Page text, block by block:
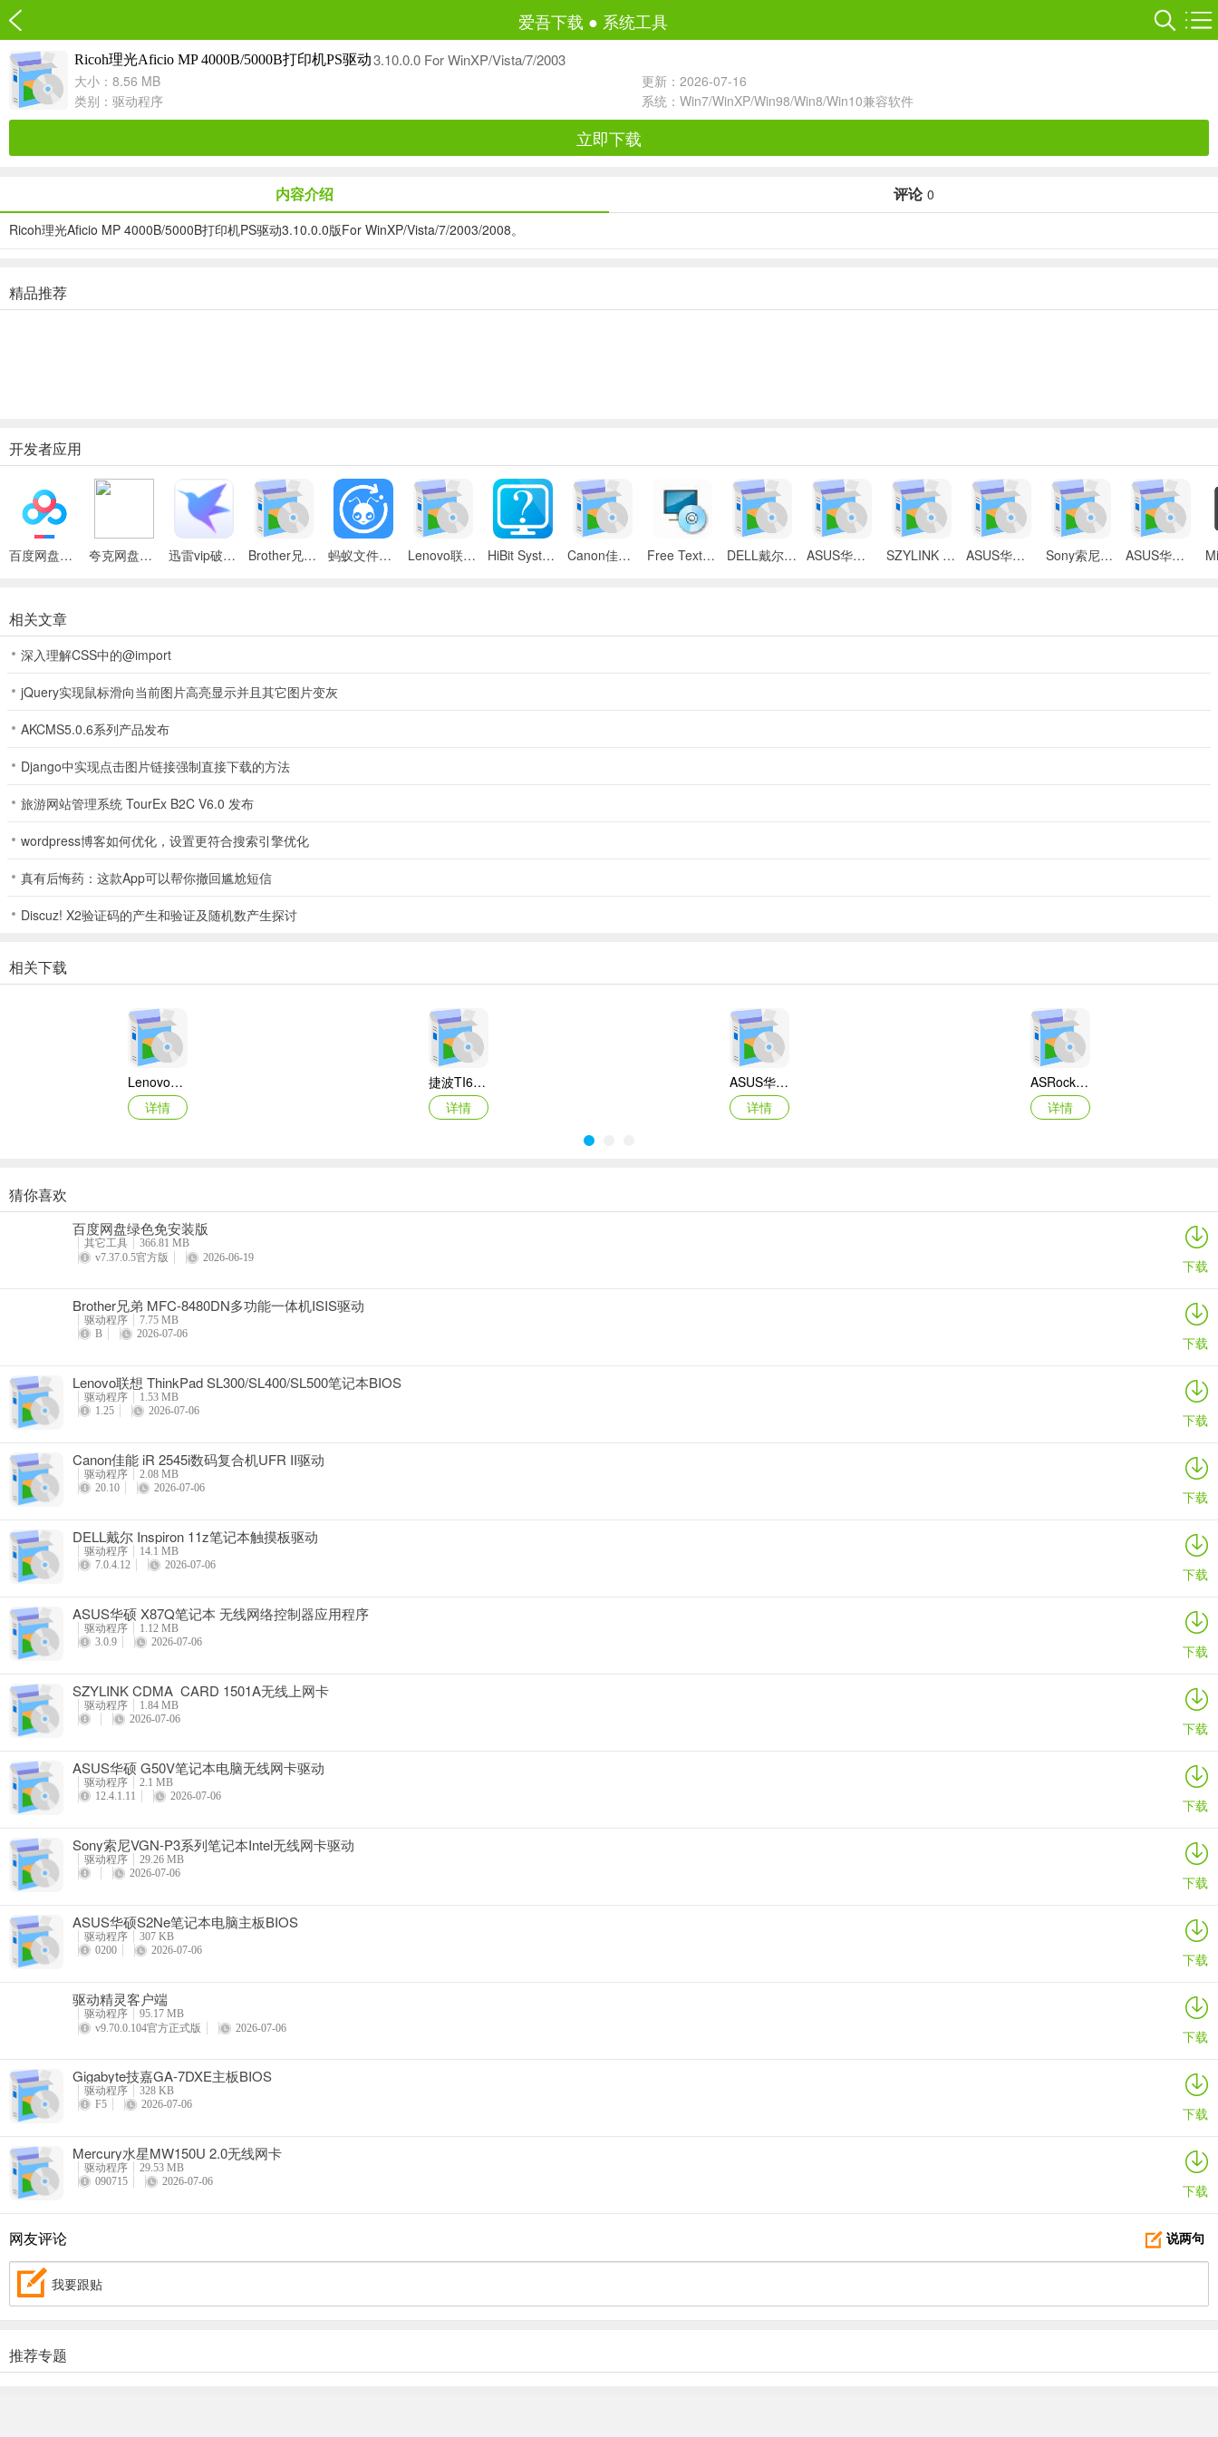
爱吾下载 ● 系统工具
Ricoh理光Aficio MP 4000B/5000B打印机PS驱动3.10.0.0 For WinXP/Vista/7/2003
大小：8.56 MB
更新：2026-07-16
类别： 驱动程序 系统：Win7/WinXP/Win98/Win8/Win10兼容软件
立即下载
内容介绍 评论 0
Ricoh理光Aficio MP 4000B/5000B打印机PS驱动3.10.0.0版For WinXP/Vista/7/2003/2008。
精品推荐
开发者应用
百度网盘绿色免安装Pc电脑版 夸克网盘官方正式版 迅雷vip破解版永久会员2024版 Brother兄弟 MFC-8480DN多功能一体机ISIS驱动 蚂蚁文件（数据恢复大师） Lenovo联想 ThinkPad SL300/SL400/SL500笔记本BIOS HiBit System Information(系统信息检测工具) Canon佳能 iR 2545i数码复合机UFR II驱动 Free Text to Speech DELL戴尔 Inspiron 11z笔记本触摸板驱动 ASUS华硕 X87Q笔记本 无线网络控制器应用程序 SZYLINK CDMA_CARD 1501A无线上网卡 ASUS华硕 G50V笔记本电脑无线网卡驱动 Sony索尼VGN-P3系列笔记本Intel无线网卡驱动 ASUS华硕S2Ne笔记本电脑主板BIOS
相关文章
深入理解CSS中的@import
jQuery实现鼠标滑向当前图片高亮显示并且其它图片变灰
AKCMS5.0.6系列产品发布
Django中实现点击图片链接强制直接下载的方法
旅游网站管理系统 TourEx B2C V6.0 发布
wordpress博客如何优化，设置更符合搜索引擎优化
真有后悔药：这款App可以帮你撤回尴尬短信
Discuz! X2验证码的产生和验证及随机数产生探讨
相关下载
Lenovo联想 Ideapad Z465/Z565系列笔记本 声卡驱动
详情
捷波TI61AG-A主板BIOS
详情
ASUS华硕F1A55-M LX3 R2.0主板BIOS
详情
ASRock华擎IMB-A160主板BIOS
详情
奥睿科PAS3062-2E/PAS3062-2S/PAS3064-2S2E系列扩展卡驱动
详情
Canon佳能 PowerShot A310 WIA驱动
AMD Mobility Radeon HD 2000/HD 3000/HD 4000/HD 5000系列移动显卡催化剂驱动
映泰Hi-Fi H77S 5.x主板BIOS
猜你喜欢
百度网盘绿色免安装版
其它工具
366.81 MB
v7.37.0.5官方版
2026-06-19 下载
Brother兄弟 MFC-8480DN多功能一体机ISIS驱动
驱动程序
7.75 MB
B
2026-07-06 下载
Lenovo联想 ThinkPad SL300/SL400/SL500笔记本BIOS
驱动程序
1.53 MB
1.25
2026-07-06 下载
Canon佳能 iR 2545i数码复合机UFR II驱动
驱动程序
2.08 MB
20.10
2026-07-06 下载
DELL戴尔 Inspiron 11z笔记本触摸板驱动
驱动程序
14.1 MB
7.0.4.12
2026-07-06 下载
ASUS华硕 X87Q笔记本 无线网络控制器应用程序
驱动程序
1.12 MB
3.0.9
2026-07-06 下载
SZYLINK CDMA_CARD 1501A无线上网卡
驱动程序
1.84 MB
2026-07-06
下载
ASUS华硕 G50V笔记本电脑无线网卡驱动
驱动程序
2.1 MB
12.4.1.11
2026-07-06 下载
Sony索尼VGN-P3系列笔记本Intel无线网卡驱动
驱动程序
29.26 MB
2026-07-06
下载
ASUS华硕S2Ne笔记本电脑主板BIOS
驱动程序
307 KB
0200
2026-07-06 下载
驱动精灵客户端
驱动程序
95.17 MB
v9.70.0.104官方正式版
2026-07-06 下载
Gigabyte技嘉GA-7DXE主板BIOS
驱动程序
328 KB
F5
2026-07-06 下载
Mercury水星MW150U 2.0无线网卡
驱动程序
29.53 MB
090715
2026-07-06 下载
说两句
网友评论
我要跟贴
推荐专题